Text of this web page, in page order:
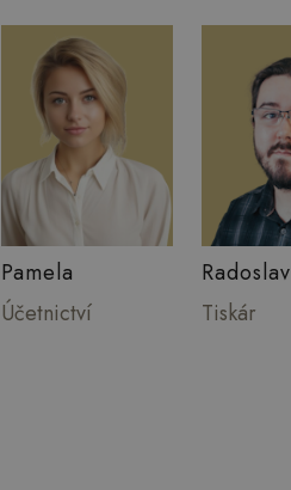
Pamela
Účetnictví
Radoslav
Tiskár